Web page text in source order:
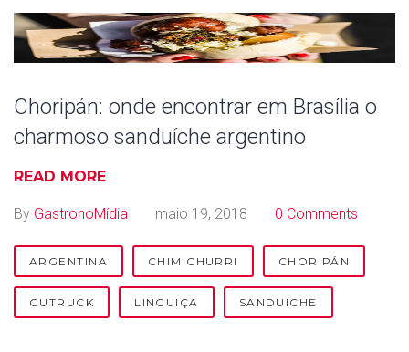
Choripán: onde encontrar em Brasília o
charmoso sanduíche argentino
READ MORE
By GastronoMídia maio 19, 2018 0 Comments
ARGENTINA CHIMICHURRI CHORIPÁN
GUTRUCK LINGUIÇA SANDUICHE